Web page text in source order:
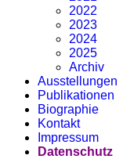
2022
2023
2024
2025
Archiv
Ausstellungen
Publikationen
Biographie
Kontakt
Impressum
Datenschutz